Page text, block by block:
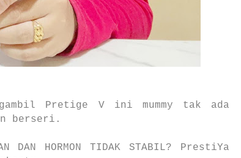
Pretige V ini mummy tak ada
berseri.
DAN HORMON TIDAK STABIL? PrestiYa